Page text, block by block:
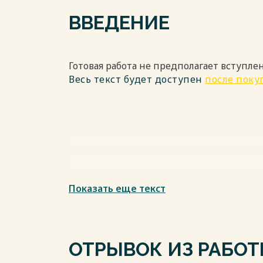
ВВЕДЕНИЕ
Готовая работа не предполагает
Весь текст будет доступен после
Показать еще текст
ОТРЫВОК ИЗ